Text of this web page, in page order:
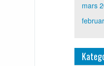
mars